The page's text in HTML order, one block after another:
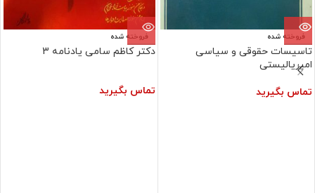
فروخته شده
تاسیسات حقوقی و سیاسی
امپریالیستی
تماس بگیرید
فروخته شده
دکتر کاظم سامی یادنامه 3
تماس بگیرید